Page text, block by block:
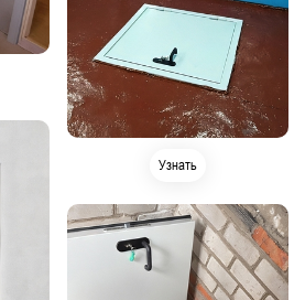
Узнать